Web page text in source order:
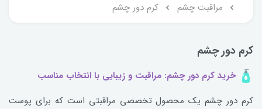
مراقبت چشم
کرم دور چشم
کرم دور چشم
خرید کرم دور چشم: مراقبت و زیبایی با انتخاب مناسب
کرم دور چشم یک محصول تخصصی مراقبتی است که برای پوست